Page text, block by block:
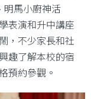
明馬小廚神活
表演和升中講座
，不少家長和社
趣了解本校的宿
預約參觀。